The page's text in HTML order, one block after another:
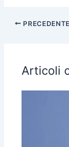
b
o
k
A
n
di
di
PRECEDENTE
Articoli